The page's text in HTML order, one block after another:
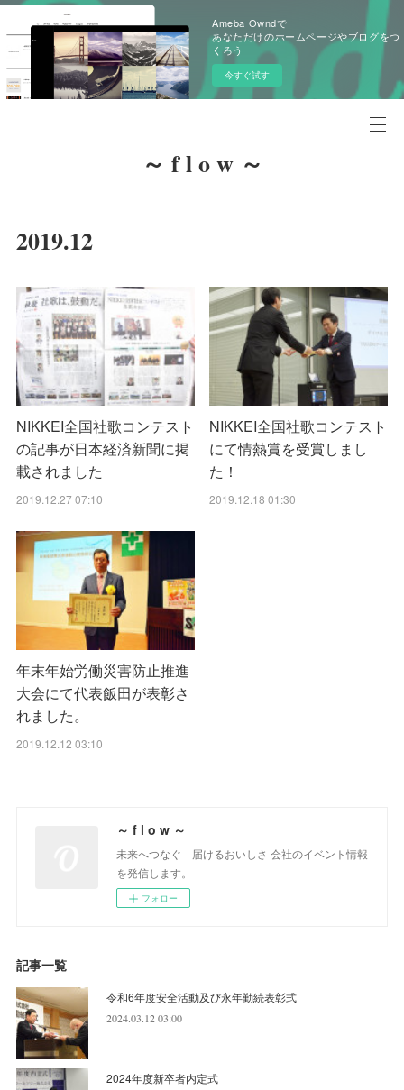
Ameba Owndで
あなただけのホームページやブログをつ
くろう
今すぐ試す
～ f l o w ～
2019.12
NIKKEI全国社歌コンテスト
の記事が日本経済新聞に掲
載されました
2019.12.27 07:10
NIKKEI全国社歌コンテスト
にて情熱賞を受賞しまし
た！
2019.12.18 01:30
年末年始労働災害防止推進
大会にて代表飯田が表彰さ
れました。
2019.12.12 03:10
～ f l o w ～
未来へつなぐ 届けるおいしさ 会社のイベント情報
を発信します。
フォロー
記事一覧
令和6年度安全活動及び永年勤続表彰式
2024.03.12 03:00
2024年度新卒者内定式